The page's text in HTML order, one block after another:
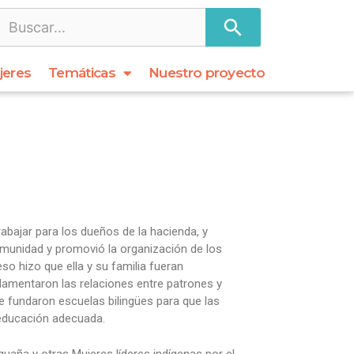
Temáticas Nuestro proyecto
para los dueños de la hacienda, y
y promovió la organización de los
hizo que ella y su familia fueran
las relaciones entre patrones y
fundaron escuelas bilingües para que las
adecuada.